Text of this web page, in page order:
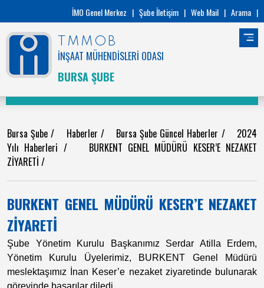
İMO Genel Merkez | Şube İletişim | Web Mail | Arama |
TMMOB
İNŞAAT MÜHENDİSLERİ ODASI
BURSA ŞUBE
Bursa Şube/ Haberler / Bursa Şube Güncel Haberler / 2024
Yılı Haberleri / BURKENT GENEL MÜDÜRÜ KESER’E NEZAKET
ZİYARETİ /
BURKENT GENEL MÜDÜRÜ KESER’E NEZAKET
ZİYARETİ
Şube Yönetim Kurulu Başkanımız Serdar Atilla Erdem,
Yönetim Kurulu Üyelerimiz, BURKENT Genel Müdürü
meslektaşımız İnan Keser’e nezaket ziyaretinde bulunarak
görevinde başarılar diledi.